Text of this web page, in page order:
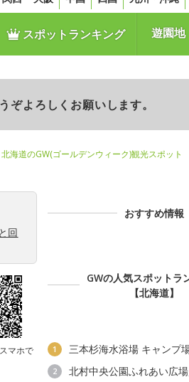
スポットランキング 遊園地
よろしくお願いします。
北海道のGW(ゴールデンウィーク)観光スポット
回
マホで
おすすめ情報
GWの人気スポットラ
【北海道】
1 三本杉海水浴場 キャンプ
2 北村中央公園ふれあい広